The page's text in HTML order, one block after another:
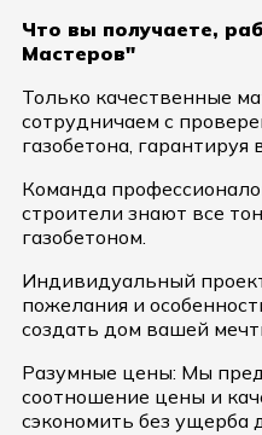
Что вы получаете,
Мастеров"
Только качественные
сотрудничаем с
газобетона,
Команда
строители знают все
газобетоном.
Индивидуальный
пожелания и
создать дом вашей
Разумные цены: Мы
соотношение цены и
сэкономить без ущерба